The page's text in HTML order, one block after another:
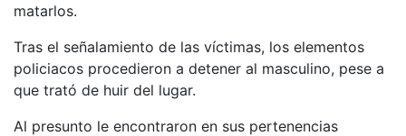
matarlos.
Tras el señalamiento de las víctimas, los elementos
policiacos procedieron a detener al masculino, pese a
que trató de huir del lugar.
Al presunto le encontraron en sus pertenencias